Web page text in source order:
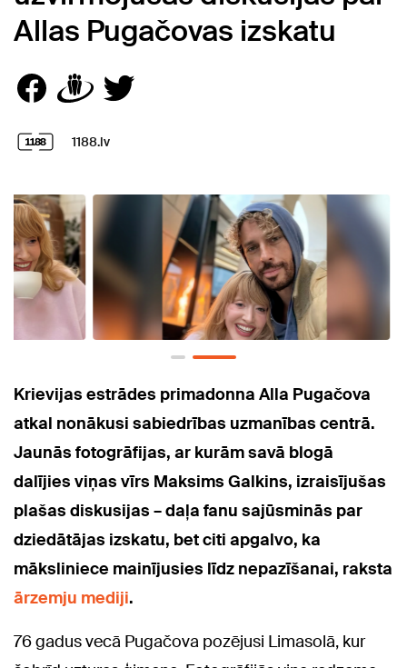
Allas Pugačovas izskatu
1188.lv
Krievijas estrādes primadonna Alla Pugačova
atkal nonākusi sabiedrības uzmanības centrā.
Jaunās fotogrāfijas, ar kurām savā blogā
dalījies viņas vīrs Maksims Galkins, izraisījušas
plašas diskusijas – daļa fanu sajūsminās par
dziedātājas izskatu, bet citi apgalvo, ka
māksliniece mainījusies līdz nepazīšanai, raksta
ārzemju mediji.
76 gadus vecā Pugačova pozējusi Limasolā, kur